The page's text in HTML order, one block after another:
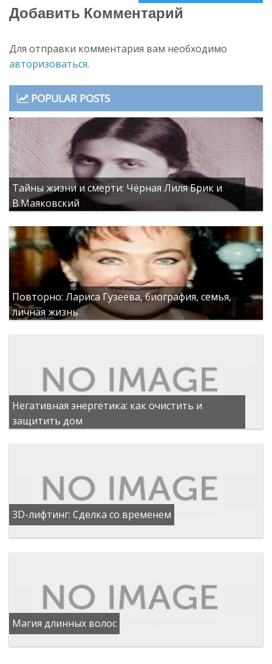
Добавить Комментарий
Для отправки комментария вам необходимо
авторизоваться.
POPULAR POSTS
Тайны жизни и смерти: Чёрная Лиля Брик и
В.Маяковский
Повторно: Лариса Гузеева, биография, семья,
личная жизнь
Негативная энергетика: как очистить и
защитить дом
3D-лифтинг: Сделка со временем
Магия длинных волос